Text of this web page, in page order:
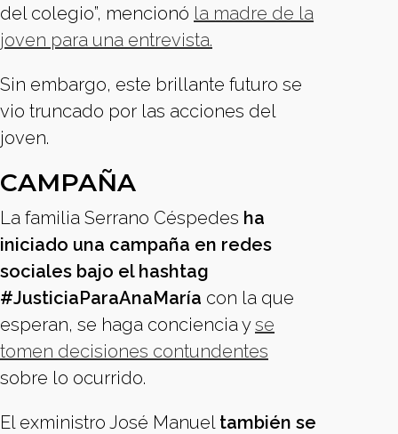
del colegio”, mencionó la madre de la
joven para una entrevista.
Sin embargo, este brillante futuro se
vio truncado por las acciones del
joven.
CAMPAÑA
La familia Serrano Céspedes ha
iniciado una campaña en redes
sociales bajo el hashtag
#JusticiaParaAnaMaría con la que
esperan, se haga conciencia yse
tomen decisiones contundentes
sobre lo ocurrido.
El exministro José Manuel también se